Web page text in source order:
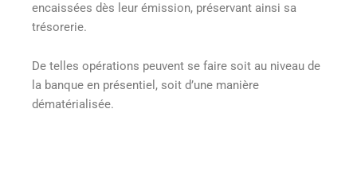
encaissées dès leur émission, préservant ainsi sa
trésorerie.
De telles opérations peuvent se faire soit au niveau de
la banque en présentiel, soit d’une manière
dématérialisée.